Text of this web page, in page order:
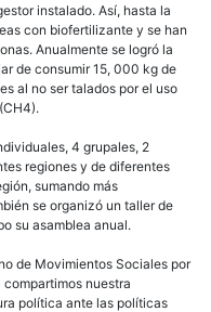
instalado. Así, hasta la
con biofertilizante y se han
Anualmente se logró la
de consumir 15, 000 kg de
al no ser talados por el uso
4 grupales, 2
regiones y de diferentes
sumando más
se organizó un taller de
su asamblea anual.
de Movimientos Sociales por
compartimos nuestra
política ante las políticas